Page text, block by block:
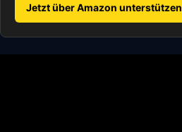
Jetzt über Amazon unterstützen